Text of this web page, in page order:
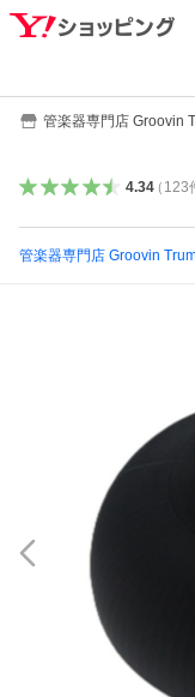
管楽器専門店 Groovin
4.34（ 123
管楽器専門店 Groovin